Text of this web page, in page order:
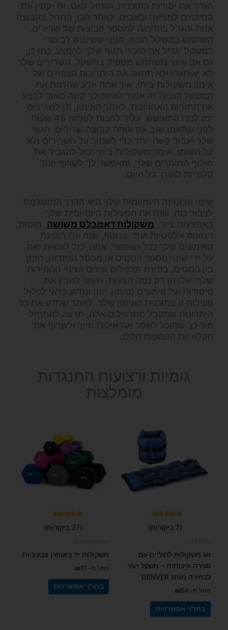
הגדר את יסודות התוכנית, התחל לאט, זה יקטין את
הסיכויים לפציעה וכאבים. לאחר מכן, התחל בקבוצה
אחת והגדל בהדרגה למספר קבוצות של שרירים.
השתמש במשקל הנכון, מפני ששימוש רב מדי
במשקל יגדיל את סיכויי הגוף שלך להפצע. כמו כן,
גם אם אינך משתמש מספיק במשקל, השרירים שלך
לא יאותגרו ולא תחווה את היתרונות הצפויים של
אימון משקולות ביתי. איך אתה יודע שהרמת את
המשקל הנכון? זה אמור להיות לך קשה מאוד לבצע
את החזרות האחרונות. לאחר האימון, תן לשרירים
זמן לנוח התאושש. עליך לחכות לפחות 48 שעות
לפני שתאמן שוב את אותה קבוצת שרירים. הגוף
שלך יעבוד קשה יותר כדי לשמור על השרירים ולא
על השומן. אימון משקולות ביתי יכול להגביר את
חילוף החומרים שלך, ומאפשר לך לשרוף יותר
קלוריות לאורך כל היום.
שינוי הרוטינה היומיומית שלך היא הדרך המושלמת
לצבור כוח. שנה את הפעילות היומיומית שלך
באמצעות ציוד, משקולות דאמבלס משושה , מוטות,
רצועות אלסטיות ועוד. בנוסף, שנה את רוטינת
האימונים שלך ככל האפשר. אתה יכול לעשות זאת
על ידי שינוי מספר הסטים או מספר החזרות, הזמן
בין הסטים, בחירת תרגילים שונים ושינוי המהירות
שלך. אלו הן רק כמה הצעות. חשוב להבין את
היסודות של אימונים מהסוג הזה ומדוע כדאי לכלול
פעילות זו בתוכנית האימון שלך. לאחר שתדע את כל
היתרונות שתקבל מתרגילים אלה, תרצה להתחיל
מיד כך שתוכל לשפר את איכות חייך ולשרוף את
הקלוריות הנוספות הללו.
גומיות ורצועות התנגדות
מומלצות
5.00
(7 ביקורות)
זוג משקולות לרגליים עם
סגירה איכותית – משקל רצוי
לבחירה מותג DENVER
החל מ- ₪54
בחר/י אפשרויות
זה
מספר
סוגים.
ניתן
לבחור
המוצר
5.00
(27 ביקורות)
משקולות יד ניאופרן צבעוניות
החל מ- ₪11
בחר/י אפשרויות
יש
מספר
סוגים.
לבחור
המוצר